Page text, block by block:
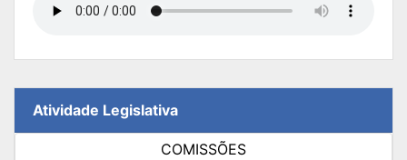
Atividade Legislativa
COMISSÕES